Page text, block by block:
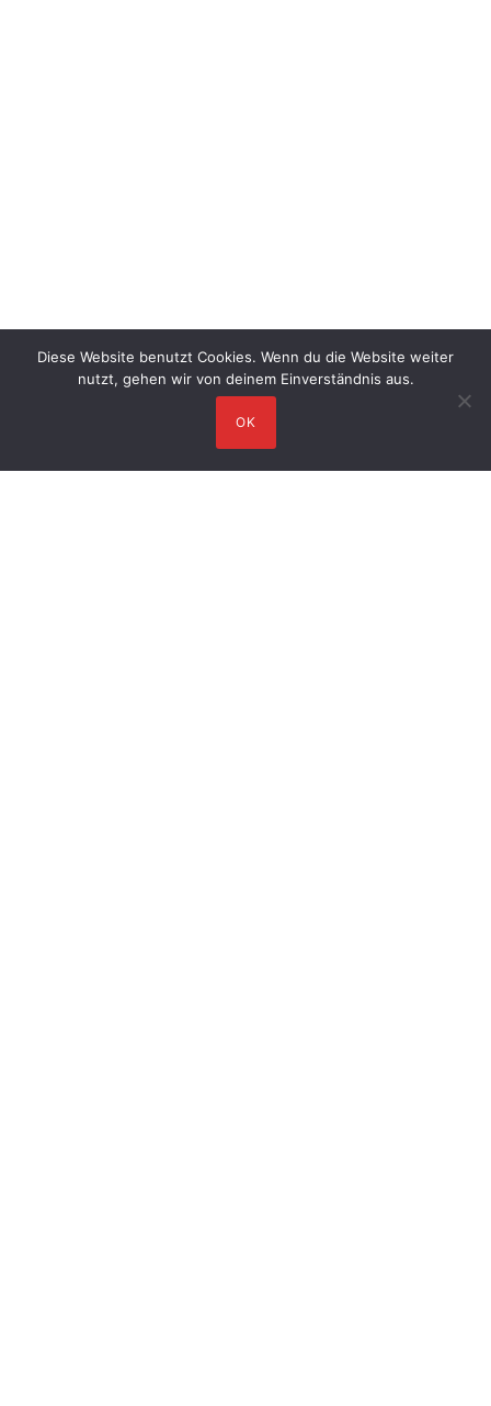
Diese Website benutzt Cookies. Wenn du die Website weiter
nutzt, gehen wir von deinem Einverständnis aus.
OK